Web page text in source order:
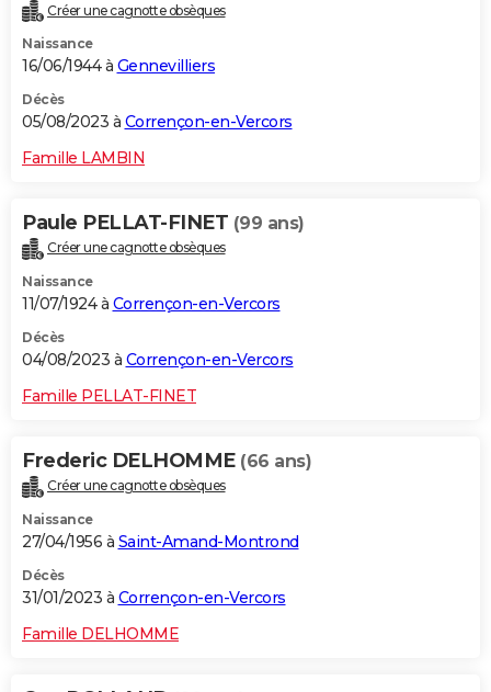
Créer une cagnotte obsèques
Naissance
16/06/1944 à Gennevilliers
Décès
05/08/2023 à Corrençon-en-Vercors
Famille LAMBIN
Paule PELLAT-FINET (99 ans)
Créer une cagnotte obsèques
Naissance
11/07/1924 à Corrençon-en-Vercors
Décès
04/08/2023 à Corrençon-en-Vercors
Famille PELLAT-FINET
Frederic DELHOMME (66 ans)
Créer une cagnotte obsèques
Naissance
27/04/1956 à Saint-Amand-Montrond
Décès
31/01/2023 à Corrençon-en-Vercors
Famille DELHOMME